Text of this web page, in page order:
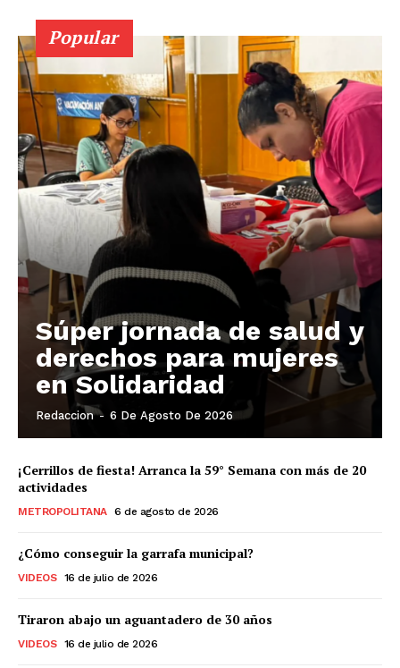
Popular
Súper jornada de salud y
derechos para mujeres
en Solidaridad
Redaccion - 6 De Agosto De 2026
¡Cerrillos de fiesta! Arranca la 59° Semana con más de 20
actividades
METROPOLITANA 6 de agosto de 2026
¿Cómo conseguir la garrafa municipal?
VIDEOS 16 de julio de 2026
Tiraron abajo un aguantadero de 30 años
VIDEOS 16 de julio de 2026